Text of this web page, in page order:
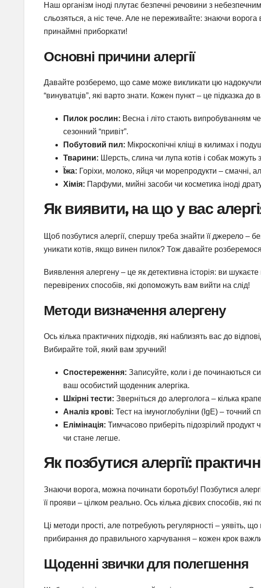
Наш організм іноді плутає безпечні речовини з
сльозяться, а ніс тече. Але не переживайте: знаючи
принаймні приборкати!
Основні причини алергії
Давайте розберемо, що саме може викликати цю
“винуватців”, які варто знати. Кожен пункт – це підказка
Пилок рослин: Весна і літо стають випробуванням
сезонний “привіт”.
Побутовий пил: Мікроскопічні кліщі в килимах і
Тварини: Шерсть, слина чи лупа котів і собак
Їжа: Горіхи, молоко, яйця чи морепродукти – смачні,
Хімія: Парфуми, мийні засоби чи косметика іноді
Як виявити, на що у вас
Щоб позбутися алергії, спершу треба знайти її джерело –
уникати котів, якщо винен пилок? Тож давайте
Виявлення алергену – це як детективна історія: ви шукаєте
перевірених способів, які допоможуть вам вийти на слід!
Методи визначення алергену
Ось кілька практичних підходів, які наблизять вас до
Вибирайте той, який вам зручний!
Спостереження: Записуйте, коли і де починаються
ваш особистий щоденник алергіка.
Шкірні тести: Зверніться до алерголога – кілька
Аналіз крові: Тест на імуноглобуліни (IgE) – точний
Елімінація: Тимчасово приберіть підозрілий продукт
чи стане легше.
Як позбутися алергії:
Знаючи ворога, можна починати боротьбу! Позбутися
її прояви – цілком реально. Ось кілька дієвих способів, які
Ці методи прості, але потребують регулярності – уявіть,
прибирання до правильного харчування – кожен крок
Щоденні звички для полегшення